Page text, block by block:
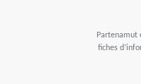
Partenamut
fiches